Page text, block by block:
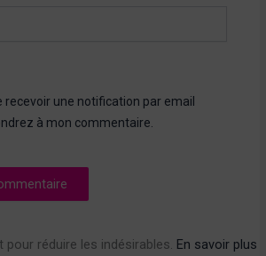
recevoir une notification par email
à mon commentaire.
pour réduire les indésirables. En savoir plus